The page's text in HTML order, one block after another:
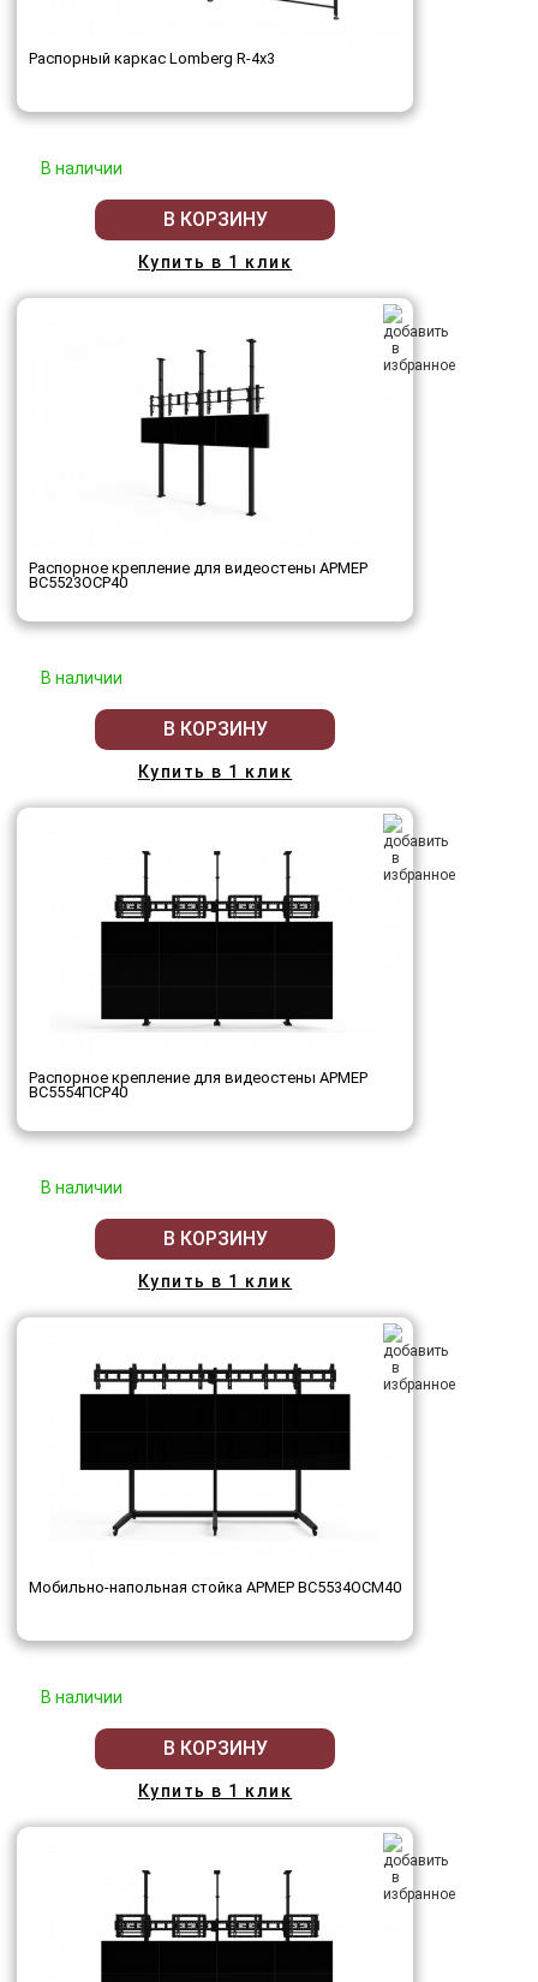
Распорный каркас Lomberg R-4х3
В наличии
В КОРЗИНУ
Купить в 1 клик
Распорное крепление для видеостены АРМЕР
ВС5523ОСР40
В наличии
В КОРЗИНУ
Купить в 1 клик
Распорное крепление для видеостены АРМЕР
ВС5554ПСР40
В наличии
В КОРЗИНУ
Купить в 1 клик
Мобильно-напольная стойка АРМЕР ВС5534ОСМ40
В наличии
В КОРЗИНУ
Купить в 1 клик